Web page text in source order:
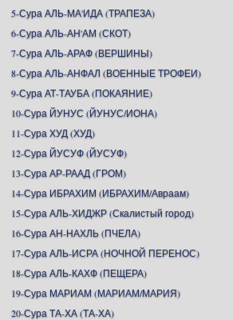
5-Сура АЛЬ-МА'ИДА (ТРАПЕЗА)
6-Сура АЛЬ-АН'АМ (СКОТ)
7-Сура АЛЬ-АРАФ (ВЕРШИНЫ)
8-Сура АЛЬ-АНФАЛ (ВОЕННЫЕ ТРОФЕИ)
9-Сура АТ-ТАУБА (ПОКАЯНИЕ)
10-Сура ЙУНУС (ЙУНУС/ИОНА)
11-Сура ХУД (ХУД)
12-Сура ЙУСУФ (ЙУСУФ)
13-Сура АР-РААД (ГРОМ)
14-Сура ИБРАХИМ (ИБРАХИМ/Авраам)
15-Сура АЛЬ-ХИДЖР (Скалистый город)
16-Сура АН-НАХЛЬ (ПЧЕЛА)
17-Сура АЛЬ-ИСРА (НОЧНОЙ ПЕРЕНОС)
18-Сура АЛЬ-КАХФ (ПЕЩЕРА)
19-Сура МАРИАМ (МАРИАМ/МАРИЯ)
20-Сура ТА-ХА (ТА-ХА)